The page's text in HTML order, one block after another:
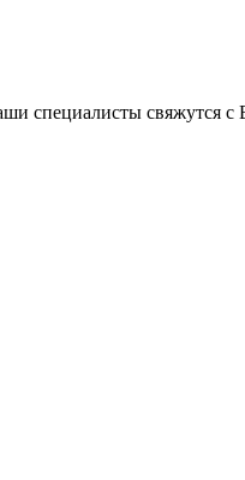
специалисты свяжутся